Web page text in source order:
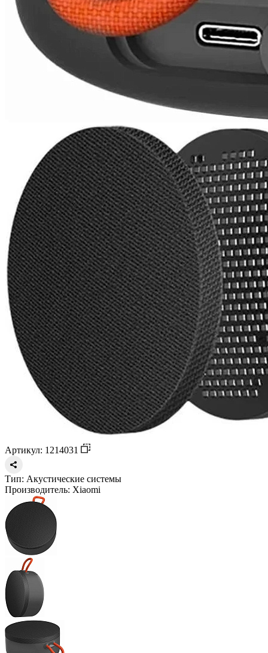
Артикул: 1214031
Тип: Акустические системы
Производитель: Xiaomi